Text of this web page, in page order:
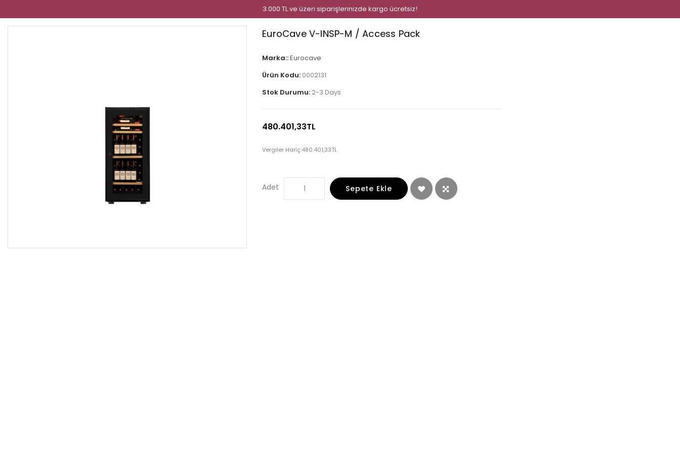
3.000 TL ve üzeri siparişlerinizde kargo ücretsiz!
EuroCave V-INSP-M / Access Pack
Marka::Eurocave
Ürün Kodu: 0002131
Stok Durumu: 2-3 Days
480.401,33TL
Vergiler Hariç:480.401,33TL
Adet Sepete Ekle